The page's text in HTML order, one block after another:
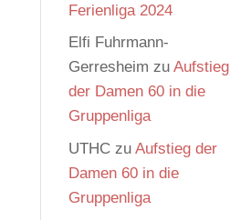
Ferienliga 2024
Elfi Fuhrmann-
Gerresheim zuAufstieg
der Damen 60 in die
Gruppenliga
UTHC zuAufstieg der
Damen 60 in die
Gruppenliga